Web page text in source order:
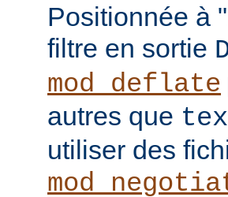
Positionnée à
filtre en sortie
mod_deflate
autres que
utiliser des